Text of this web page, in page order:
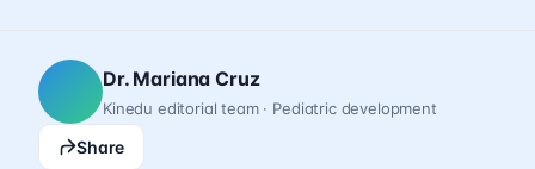
Dr. Mariana Cruz
Kinedu editorial team · Pediatric development
Share